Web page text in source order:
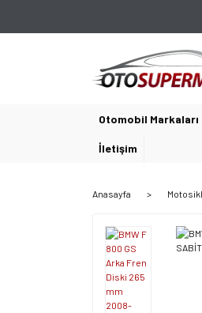
Otomobil Markaları
İletişim
Anasayfa